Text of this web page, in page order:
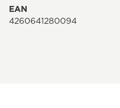
EAN
4260641280094